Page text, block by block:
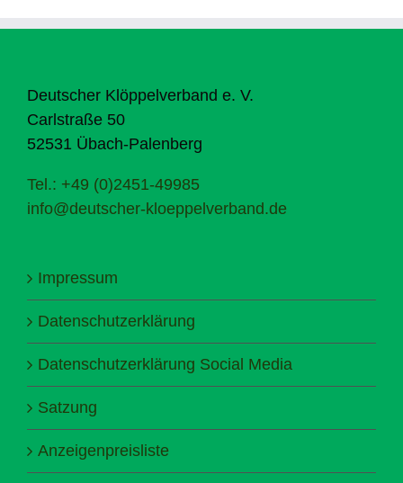
Deutscher Klöppelverband e. V.
Carlstraße 50
52531 Übach-Palenberg
Tel.: +49 (0)2451-49985
info@deutscher-kloeppelverband.de
Impressum
Datenschutzerklärung
Datenschutzerklärung Social Media
Satzung
Anzeigenpreisliste